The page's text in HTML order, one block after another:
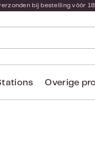
bij bestelling vóór
Overige